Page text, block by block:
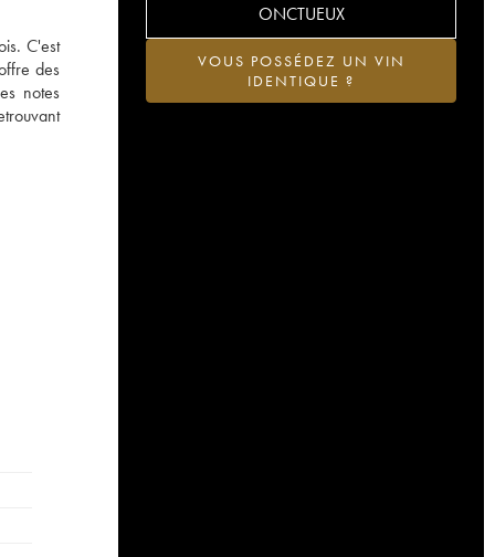
C'est
des
notes
ONCTUEUX
VOUS POSSÉDEZ UN VIN
IDENTIQUE ?